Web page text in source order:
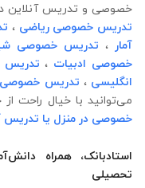
خصوصی و تدریس آنلاین
تدریس خصوصی ریاضی ،
آمار ، تدریس خصوصی
خصوصی ادبیات ،
انگلیسی، تدریس خصوصی
می‌توانید با خیال راحت
خصوصی در منزل یا تدریس
استادبانک، همراه
تحصیلی